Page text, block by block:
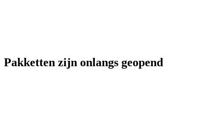
Pakketten zijn onlangs geopend